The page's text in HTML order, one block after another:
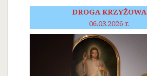
DROGA KRZYŻOWA
06.03.2026 r.